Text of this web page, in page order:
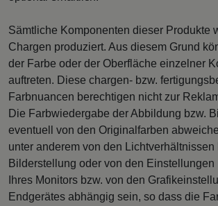
Sämtliche Komponenten dieser Produkte
Chargen produziert. Aus diesem Grund
der Farbe oder der Oberfläche einzelner
auftreten. Diese chargen- bzw.
Farbnuancen berechtigen nicht zur
Die Farbwiedergabe der Abbildung bzw.
eventuell von den Originalfarben
unter anderem von den Lichtverhältnissen
Bilderstellung oder von den Einstellungen
Ihres Monitors bzw. von den
Endgerätes abhängig sein, so dass die